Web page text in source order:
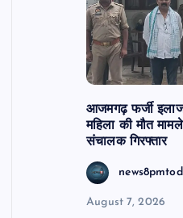
आजमगढ़ फर्जी
महिला की मौत
संचालक गिरफ्तार
August 7, 2026